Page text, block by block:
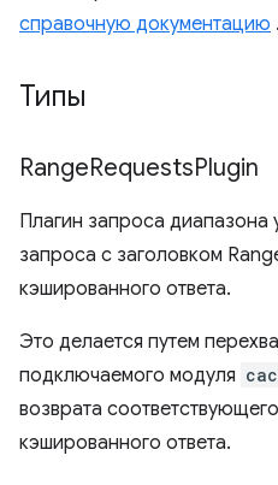
справочную документацию .
Типы
RangeRequestsPlugin
Плагин запроса
запроса с заголовком
кэшированного ответа.
Это делается путем
подключаемого модуля
возврата
кэшированного ответа.